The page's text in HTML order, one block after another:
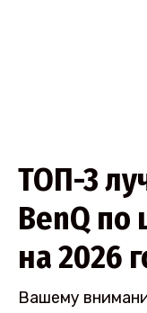
ТОП-3
BenQ по
на 2026
Вашему